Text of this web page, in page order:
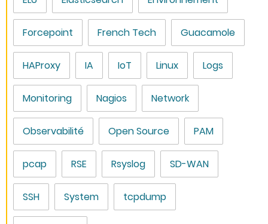
Forcepoint French Tech Guacamole
HAProxy IA IoT Linux Logs
Monitoring Nagios Network
Observabilité Open Source PAM
pcap RSE Rsyslog SD-WAN
SSH System tcpdump